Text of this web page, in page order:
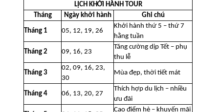
LỊCH KHỞI HÀNH TOUR
Tháng
Ngày khởi hành Ghi chú
Tháng 1 05, 12, 19, 26
Khởi hành thứ 5 – thứ 7
hằng tuần
Tháng 2 09, 16, 23
Tăng cường dịp Tết – phụ
thu lễ
Tháng 3
02, 09, 16, 23,
30
Mùa đẹp, thời tiết mát
Tháng 4 06, 13, 20, 27
Thích hợp du lịch – nhiều
ưu đãi
Cao điểm hè – khuyến mãi